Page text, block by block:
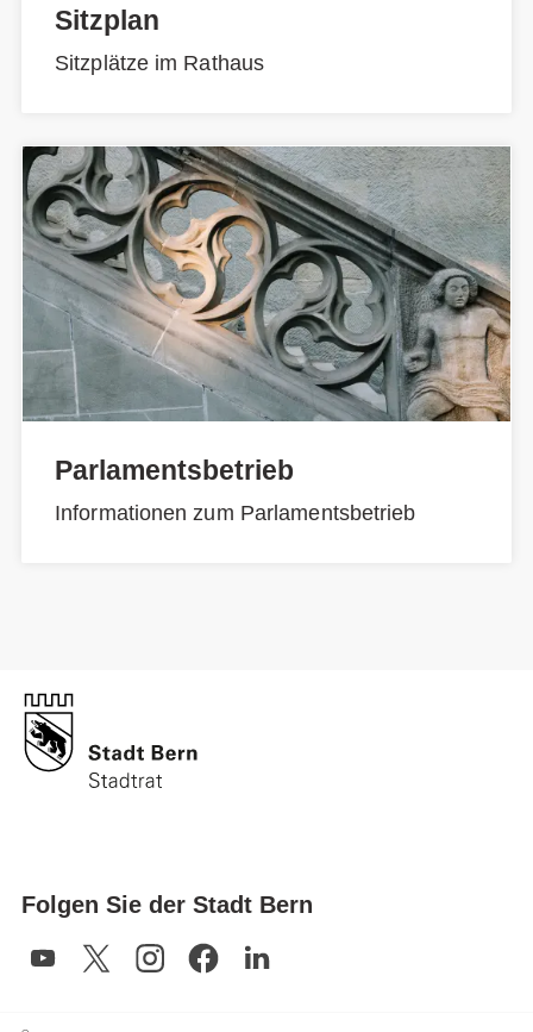
Sitzplan
Sitzplätze im Rathaus
Parlamentsbetrieb
Informationen zum Parlamentsbetrieb
Folgen Sie der Stadt Bern